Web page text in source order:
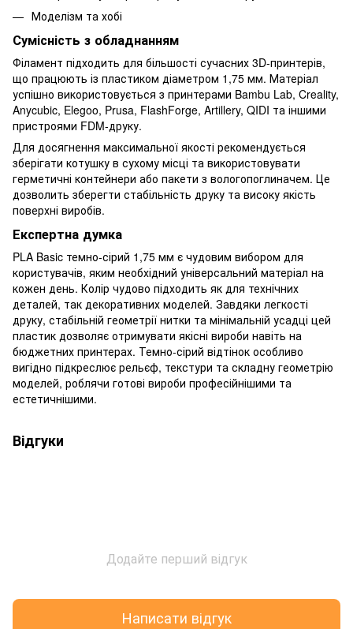
Моделізм та хобі
Сумісність з обладнанням
Філамент підходить для більшості сучасних 3D-принтерів,
що працюють із пластиком діаметром 1,75 мм. Матеріал
успішно використовується з принтерами Bambu Lab, Creality,
Anycubic, Elegoo, Prusa, FlashForge, Artillery, QIDI та іншими
пристроями FDM-друку.
Для досягнення максимальної якості рекомендується
зберігати котушку в сухому місці та використовувати
герметичні контейнери або пакети з вологопоглиначем. Це
дозволить зберегти стабільність друку та високу якість
поверхні виробів.
Експертна думка
PLA Basic темно-сірий 1,75 мм є чудовим вибором для
користувачів, яким необхідний універсальний матеріал на
кожен день. Колір чудово підходить як для технічних
деталей, так декоративних моделей. Завдяки легкості
друку, стабільній геометрії нитки та мінімальній усадці цей
пластик дозволяє отримувати якісні вироби навіть на
бюджетних принтерах. Темно-сірий відтінок особливо
вигідно підкреслює рельєф, текстури та складну геометрію
моделей, роблячи готові вироби професійнішими та
естетичнішими.
Відгуки
Додайте перший відгук
Написати відгук